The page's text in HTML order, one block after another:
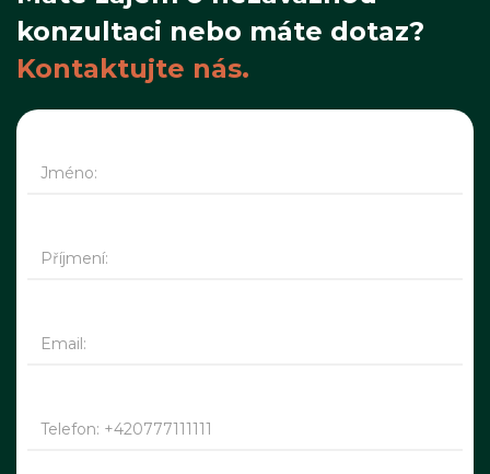
konzultaci nebo máte dotaz?
Kontaktujte nás.